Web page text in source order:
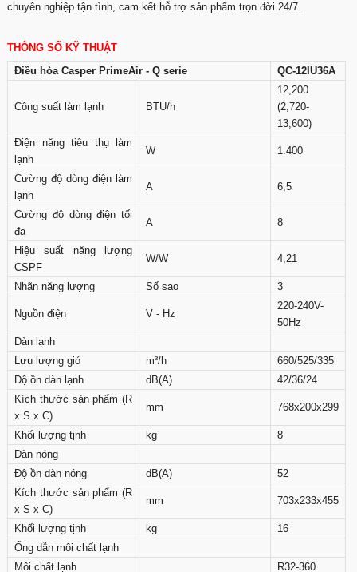
chuyên nghiệp tận tình, cam kết hỗ trợ sản phẩm trọn đời 24/7.
THÔNG SỐ KỸ THUẬT
Điều hòa Casper PrimeAir - Q serie
QC-12IU36A
Công suất làm lạnh BTU/h
12,200
(2,720-
13,600)
Điện năng tiêu thụ làm
lạnh
W 1.400
Cường độ dòng điện làm
lạnh
A 6,5
Cường độ dòng điện tối
đa
A 8
Hiệu suất năng lượng
CSPF
W/W 4,21
Nhãn năng lượng Số sao 3
Nguồn điện V - Hz
220-240V-
50Hz
Dàn lạnh
Lưu lượng gió
m³/h
660/525/335
Độ ồn dàn lạnh
dB(A)
42/36/24
Kích thước sản phẩm (R
x S x C)
mm 768x200x299
Khối lượng tịnh kg
8
Dàn nóng
Độ ồn dàn nóng
dB(A)
52
Kích thước sản phẩm (R
x S x C)
mm 703x233x455
Khối lượng tịnh kg
16
Ống dẫn môi chất lạnh
Môi chất lạnh
R32-360